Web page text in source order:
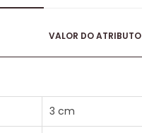
VALOR DO ATRIBUTO
3 cm